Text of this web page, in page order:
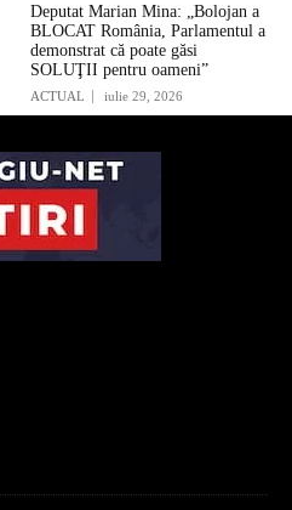
Deputat Marian Mina: „Bolojan a
BLOCAT România, Parlamentul a
demonstrat că poate găsi
SOLUŢII pentru oameni”
ACTUAL iulie 29, 2026